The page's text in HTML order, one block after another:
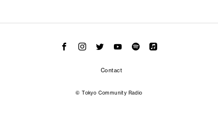
Contact
© Tokyo Community Radio